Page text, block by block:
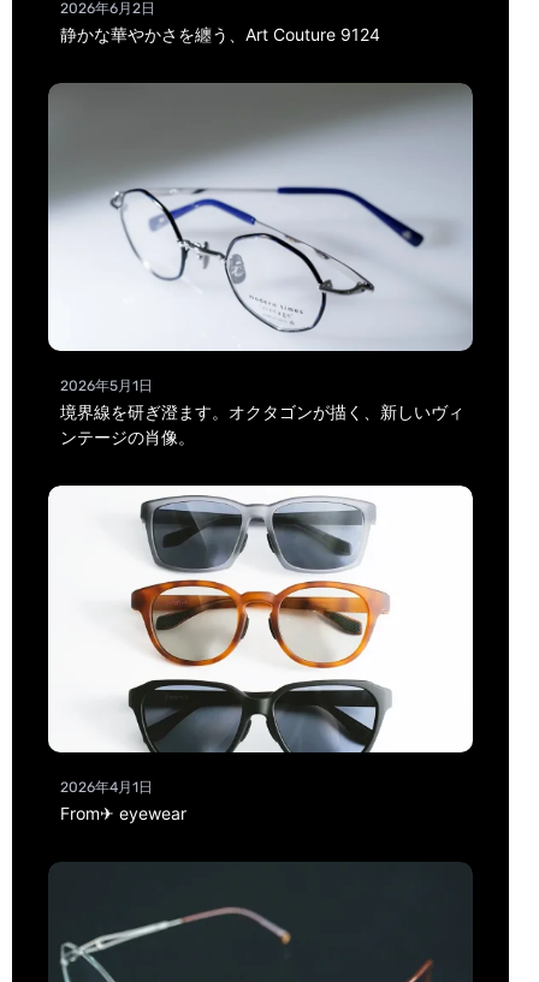
2026年6月2日
静かな華やかさを纏う、Art Couture 9124
2026年5月1日
境界線を研ぎ澄ます。オクタゴンが描く、新しいヴィ
ンテージの肖像。
2026年4月1日
From✈ eyewear